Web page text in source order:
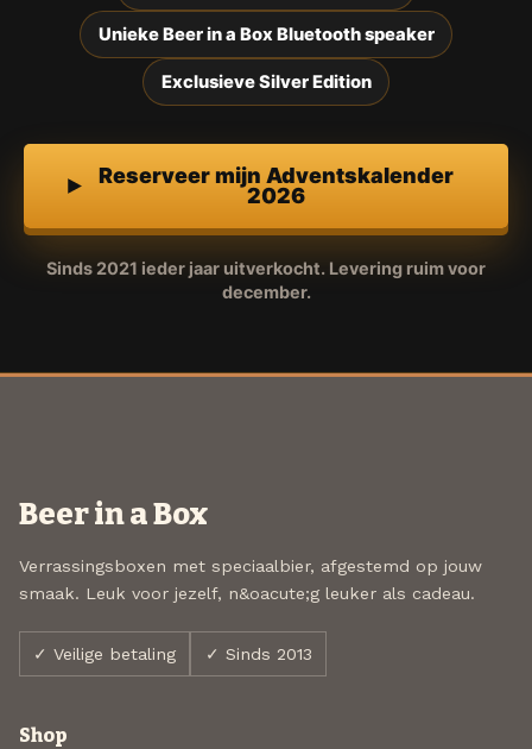
Unieke Beer in a Box Bluetooth speaker
Exclusieve Silver Edition
Reserveer mijn Adventskalender
2026
Sinds 2021 ieder jaar uitverkocht. Levering ruim voor
december.
Beer in a Box
Verrassingsboxen met speciaalbier, afgestemd op jouw
smaak. Leuk voor jezelf, n&oacute;g leuker als cadeau.
✓ Veilige betaling ✓ Sinds 2013
Shop